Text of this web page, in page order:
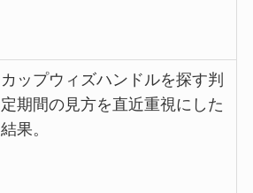
カップウィズハンドルを探す判
定期間の見方を直近重視にした
結果。